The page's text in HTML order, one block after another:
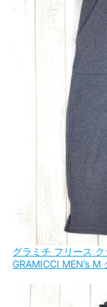
グラミチ フリース
GRAMICCI MEN’s M